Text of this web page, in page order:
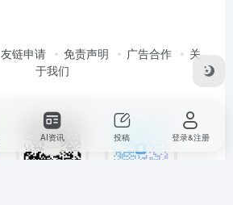
友链申请 免责声明 广告合作
关
于我们
AI资讯 投稿 登录&注册